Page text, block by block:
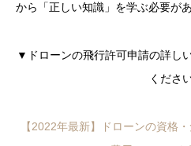
から「正しい知識」を学ぶ必要があ
▼ドローンの飛行許可申請の詳し
ください
【2022年最新】ドローンの資格